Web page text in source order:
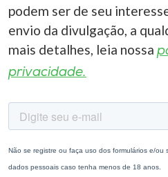
podem ser de seu
envio da divulgação, a
mais detalhes, leia nossa
privacidade.